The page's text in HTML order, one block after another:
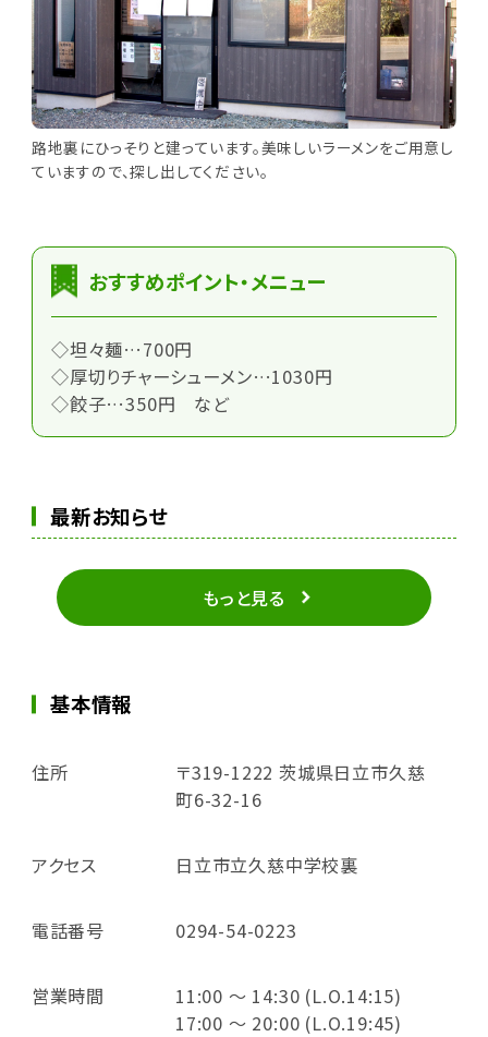
路地裏にひっそりと建っています。美味しいラーメンをご用意し
ていますので、探し出してください。
おすすめポイント・メニュー
◇坦々麺…700円
◇厚切りチャーシューメン…1030円
◇餃子…350円 など
最新お知らせ
もっと見る
基本情報
住所
〒319-1222 茨城県日立市久慈
町6-32-16
アクセス 日立市立久慈中学校裏
電話番号 0294-54-0223
営業時間
11:00 ～ 14:30 (L.O.14:15)
17:00 ～ 20:00 (L.O.19:45)